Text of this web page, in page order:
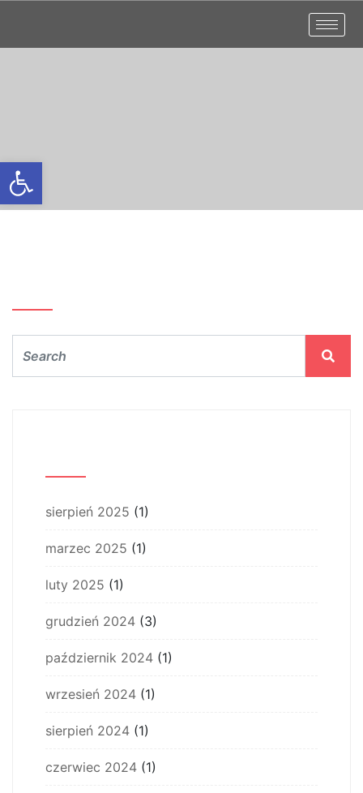
sierpień 2025 (1)
marzec 2025 (1)
luty 2025 (1)
grudzień 2024 (3)
październik 2024 (1)
wrzesień 2024 (1)
sierpień 2024 (1)
czerwiec 2024 (1)
Otwórz pasek narzędzi